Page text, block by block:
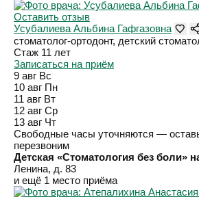
Оставить отзыв
Усубалиева Альбина Гафгазовна
стоматолог-ортодонт, детский
Стаж 11 лет
Записаться на приём
9 авг Вс
10 авг Пн
11 авг Вт
12 авг Ср
13 авг Чт
Свободные часы уточняются —
перезвоним
Детская «Стоматология без боли»
Ленина, д. 83
и ещё 1 место приёма